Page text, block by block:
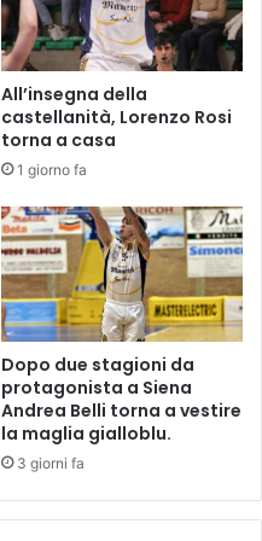
All’insegna della
castellanità, Lorenzo Rosi
torna a casa
1 giorno fa
Dopo due stagioni da
protagonista a Siena
Andrea Belli torna a vestire
la maglia gialloblu.
3 giorni fa